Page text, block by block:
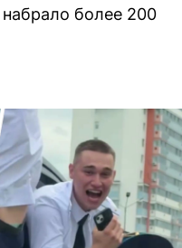
более 200